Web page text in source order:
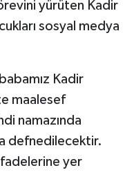
yürüten Kadir
sosyal medya
Kadir
maalesef
namazında
defnedilecektir.
yer